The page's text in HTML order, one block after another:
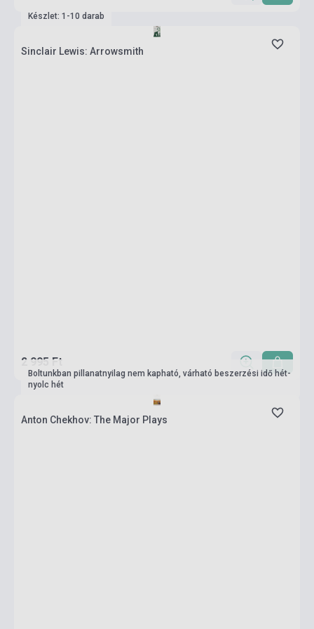
Készlet: 1-10 darab
Sinclair Lewis: Arrowsmith
2 995 Ft
Boltunkban pillanatnyilag nem kapható, várható beszerzési idő hét-
nyolc hét
Anton Chekhov: The Major Plays